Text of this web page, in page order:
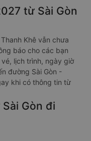
từ Sài Gòn
Khê vẫn chưa
báo cho các bạn
lịch trình, ngày giờ
đường Sài Gòn -
khi có thông tin từ
Gòn đi